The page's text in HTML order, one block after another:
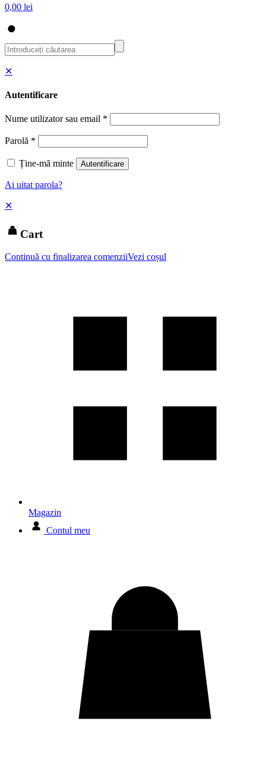
0,00 lei
✕
Autentificare
Nume utilizator sau email *
Parolă *
Ține-mă minte Autentificare
Ai uitat parola?
✕
Cart
Continuă cu finalizarea comenziiVezi coșul
Magazin
Contul meu